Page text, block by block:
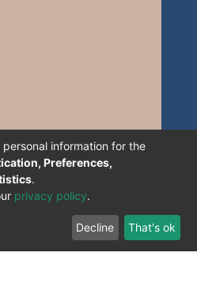
information for the
Preferences,
.
privacy policy.
Decline That's ok